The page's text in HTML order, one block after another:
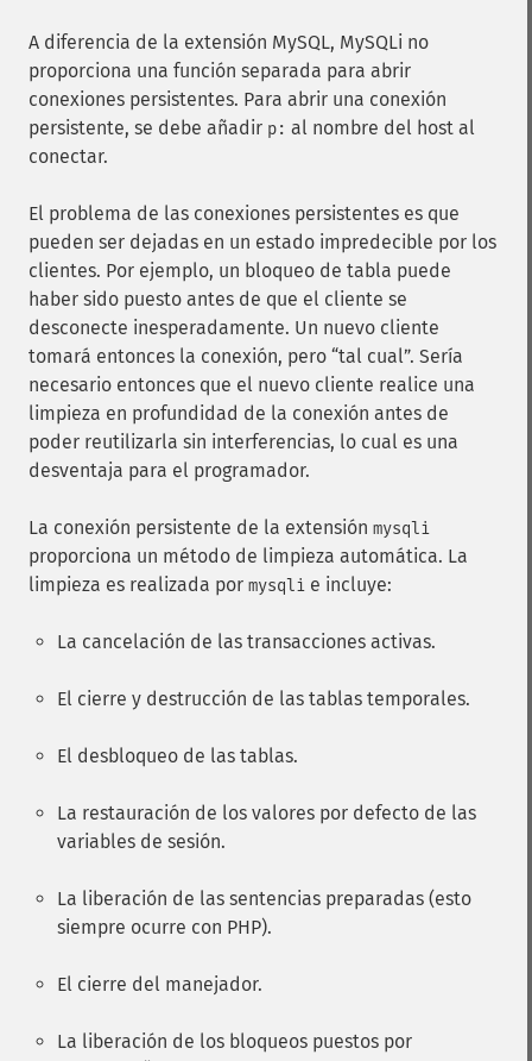
A diferencia de la extensión MySQL, MySQLi no
proporciona una función separada para abrir
conexiones persistentes. Para abrir una conexión
persistente, se debe añadir p: al nombre del host al
conectar.
El problema de las conexiones persistentes es que
pueden ser dejadas en un estado impredecible por los
clientes. Por ejemplo, un bloqueo de tabla puede
haber sido puesto antes de que el cliente se
desconecte inesperadamente. Un nuevo cliente
tomará entonces la conexión, pero tal cual . Sería
necesario entonces que el nuevo cliente realice una
limpieza en profundidad de la conexión antes de
poder reutilizarla sin interferencias, lo cual es una
desventaja para el programador.
La conexión persistente de la extensión mysqli
proporciona un método de limpieza automática. La
limpieza es realizada por mysqli e incluye:
La cancelación de las transacciones activas.
El cierre y destrucción de las tablas temporales.
El desbloqueo de las tablas.
La restauración de los valores por defecto de las
variables de sesión.
La liberación de las sentencias preparadas (esto
siempre ocurre con PHP).
El cierre del manejador.
La liberación de los bloqueos puestos por